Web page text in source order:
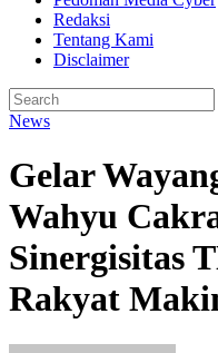
Redaksi
Tentang Kami
Disclaimer
News
Gelar
Wahyu
Sinergisitas
Rakyat